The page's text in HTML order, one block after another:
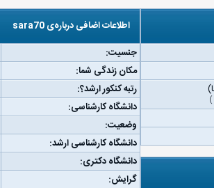
)
اطلاعات اضافی درباره‌ی sara70
جنسیت:
مکان زندگی شما:
رتبه کنکور ارشد؟:
دانشگاه کارشناسی:
وضعیت:
دانشگاه کارشناسی ارشد:
دانشگاه دکتری:
گرایش: